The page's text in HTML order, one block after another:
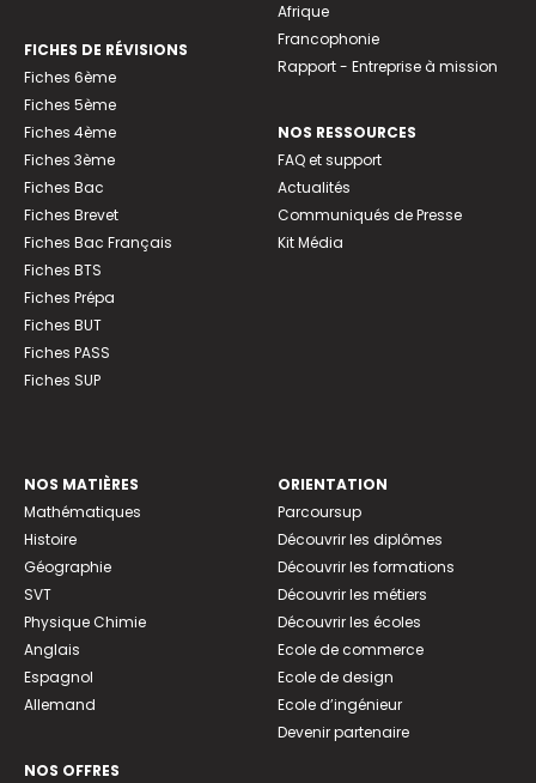
FICHES DE RÉVISIONS
Fiches 6ème
Fiches 5ème
Fiches 4ème
Fiches 3ème
Fiches Bac
Fiches Brevet
Fiches Bac Français
Fiches BTS
Fiches Prépa
Fiches BUT
Fiches PASS
Fiches SUP
Afrique
Francophonie
Rapport - Entreprise à mission
NOS RESSOURCES
FAQ et support
Actualités
Communiqués de Presse
Kit Média
NOS MATIÈRES
Mathématiques
Histoire
Géographie
SVT
Physique Chimie
Anglais
Espagnol
Allemand
NOS OFFRES
ORIENTATION
Parcoursup
Découvrir les diplômes
Découvrir les formations
Découvrir les métiers
Découvrir les écoles
Ecole de commerce
Ecole de design
Ecole d’ingénieur
Devenir partenaire